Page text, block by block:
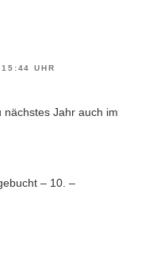
UHR
Jahr auch im
– 10. –